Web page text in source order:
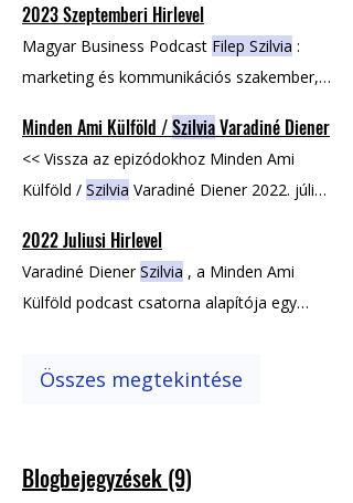
szakértő, coworking specialista.
Szilviaa neten: LinkedIn Facebook Olvasd
el a Recap cikkeket
2023 Szeptemberi Hirlevel
Magyar Business Podcast Filep Szilvia :
marketing és kommunikációs szakember,
Minden Ami Külföld /SzilviaVaradiné Diener
<< Vissza az epizódokhoz Minden Ami
Külföld / Szilvia Varadiné Diener 2022. július
Magyar Business Minden Ami Külföld a
neten Honlap Instagram
2022 Juliusi Hirlevel
Varadiné DienerSzilvia , a Minden Ami
Külföld podcast csatorna alapítója egy
Összes megtekintése
Blogbejegyzések (9)